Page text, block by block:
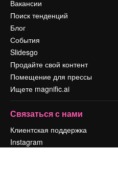
Вакансии
Поиск тенденций
Блог
События
Slidesgo
Продайте свой контент
Помещение для прессы
Ищете magnific.ai
Связаться с нами
Клиентская поддержка
Instagram